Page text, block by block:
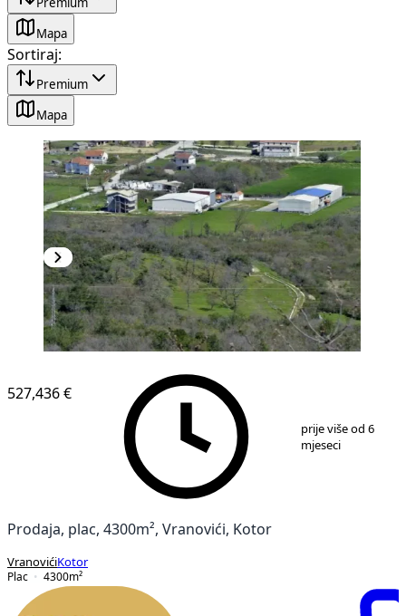
Premium
Mapa
Sortiraj:
Premium
Mapa
1 6
527,436 €
prije više od 6
mjeseci
Prodaja, plac, 4300m², Vranovići, Kotor
VranovićiKotor
Plac
4300m²